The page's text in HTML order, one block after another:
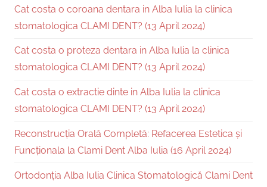
Cat costa o coroana dentara in Alba Iulia la clinica
stomatologica CLAMI DENT? (13 April 2024)
Cat costa o proteza dentara in Alba Iulia la clinica
stomatologica CLAMI DENT? (13 April 2024)
Cat costa o extractie dinte in Alba Iulia la clinica
stomatologica CLAMI DENT? (13 April 2024)
Reconstrucția Orală Completă: Refacerea Estetica și
Funcționala la Clami Dent Alba Iulia (16 April 2024)
Ortodonția Alba Iulia Clinica Stomatologică Clami Dent